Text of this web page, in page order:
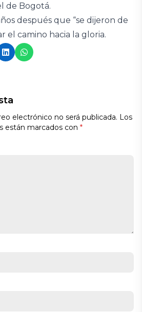
de Bogotá.
después que “se dijeron de
el camino hacia la gloria.
electrónico no será publicada. Los
están marcados con *